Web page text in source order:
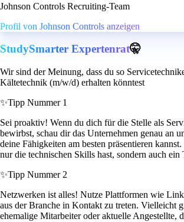
Johnson Controls Recruiting-Team
Profil von Johnson Controls anzeigen
StudySmarter Expertenrat🤫
Wir sind der Meinung, dass du so
Kältetechnik (m/w/d) erhalten könntest
✨Tipp Nummer 1
Sei proaktiv! Wenn du dich für die Stelle als
bewirbst, schau dir das Unternehmen genau an
deine Fähigkeiten am besten präsentieren
nur die technischen Skills hast, sondern auch ein
✨Tipp Nummer 2
Netzwerken ist alles! Nutze Plattformen wie
aus der Branche in Kontakt zu treten. Vielleicht
ehemalige Mitarbeiter oder aktuelle Angestellte,